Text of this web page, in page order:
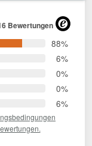
Bewertungen
88%
6%
0%
0%
6%